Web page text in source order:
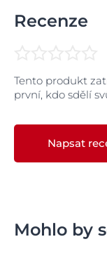
pleti v různém
Recenze
Tento produkt
první, kdo sdělí
Napsat
Mohlo by